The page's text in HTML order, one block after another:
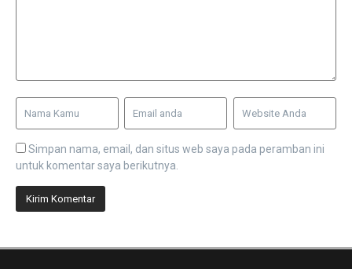
Simpan nama, email, dan situs web saya pada peramban ini
untuk komentar saya berikutnya.